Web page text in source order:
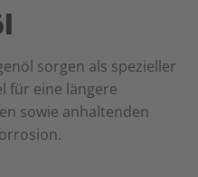
sorgen als spezieller
für eine längere
sowie anhaltenden